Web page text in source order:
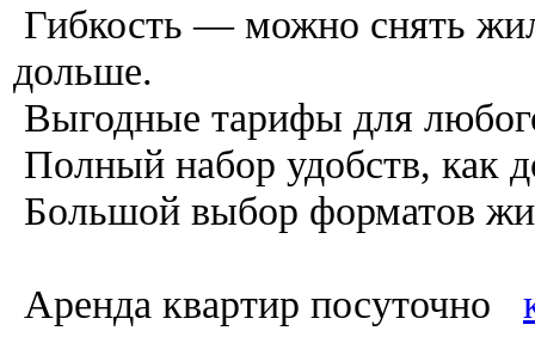
Гибкость — можно снять
дольше.
Выгодные тарифы для
Полный набор удобств, как
Большой выбор форматов
Аренда квартир посуточно